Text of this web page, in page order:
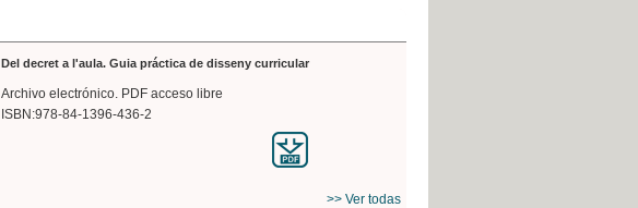
Del decret a l'aula. Guia práctica de disseny curricular
Archivo electrónico. PDF acceso libre
ISBN:978-84-1396-436-2
>> Ver todas